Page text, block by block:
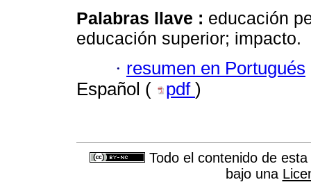
Palabras llave : educación
educación superior; impacto.
· resumen en Portugués
Español (
pdf )
Todo el contenido de
bajo una